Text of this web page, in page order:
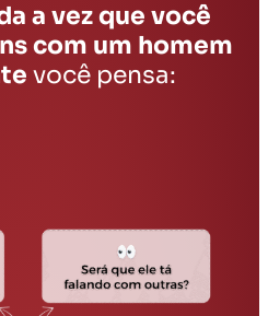
a vez que você
com um homem
você pensa: